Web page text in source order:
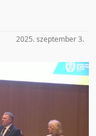
2025. szeptember 3.